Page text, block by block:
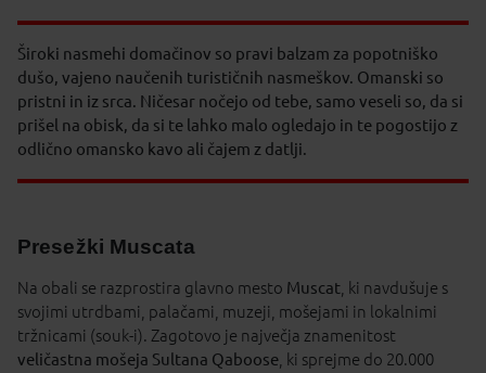
Široki nasmehi domačinov so pravi balzam za popotniško
dušo, vajeno naučenih turističnih nasmeškov. Omanski so
pristni in iz srca. Ničesar nočejo od tebe, samo veseli so, da si
prišel na obisk, da si te lahko malo ogledajo in te pogostijo z
odlično omansko kavo ali čajem z datlji.
Presežki Muscata
Na obali se razprostira glavno mesto Muscat , ki navdušuje s
svojimi utrdbami, palačami, muzeji, mošejami in lokalnimi
tržnicami (souk-i). Zagotovo je največja znamenitost
veličastna mošeja Sultana Qaboose , ki sprejme do 20.000